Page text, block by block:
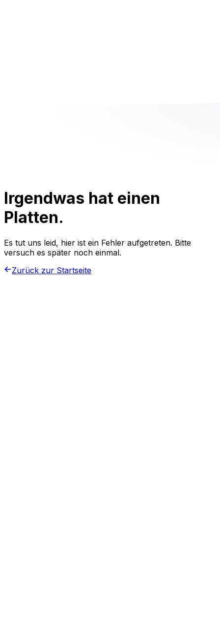
Irgendwas hat einen
Platten.
Es tut uns leid, hier ist ein Fehler aufgetreten. Bitte
versuch es später noch einmal.
Zurück zur Startseite